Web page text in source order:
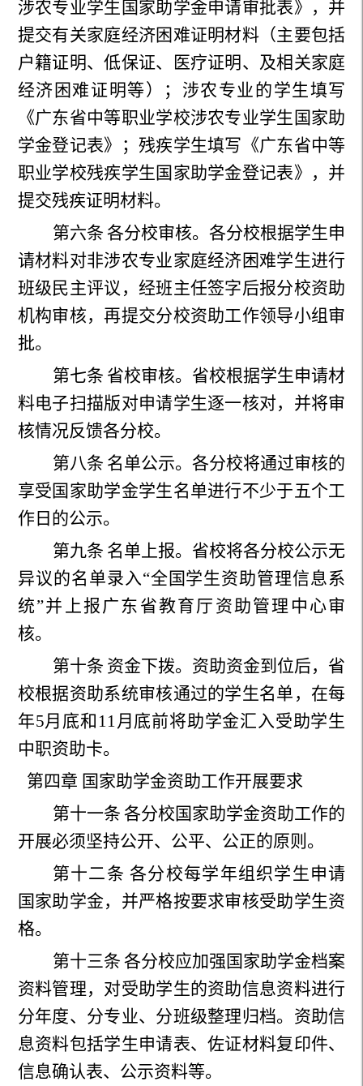
涉农专业学生国家助学金申请审批表》，并
提交有关家庭经济困难证明材料（主要包括
户籍证明、低保证、医疗证明、及相关家庭
经济困难证明等）；涉农专业的学生填写
《广东省中等职业学校涉农专业学生国家助
学金登记表》；残疾学生填写《广东省中等
职业学校残疾学生国家助学金登记表》，并
提交残疾证明材料。
第六条 各分校审核。各分校根据学生申
请材料对非涉农专业家庭经济困难学生进行
班级民主评议，经班主任签字后报分校资助
机构审核，再提交分校资助工作领导小组审
批。
第七条 省校审核。省校根据学生申请材
料电子扫描版对申请学生逐一核对，并将审
核情况反馈各分校。
第八条 名单公示。各分校将通过审核的
享受国家助学金学生名单进行不少于五个工
作日的公示。
第九条 名单上报。省校将各分校公示无
异议的名单录入“全国学生资助管理信息系
统”并上报广东省教育厅资助管理中心审
核。
第十条 资金下拨。资助资金到位后，省
校根据资助系统审核通过的学生名单，在每
年5月底和 11月底前将助学金汇入受助学生
中职资助卡。
第四章 国家助学金资助工作开展要求
第十一条 各分校国家助学金资助工作的
开展必须坚持公开、公平、公正的原则。
第十二条 各分校每学年组织学生申请
国家助学金，并严格按要求审核受助学生资
格。
第十三条 各分校应加强国家助学金档案
资料管理， 对受助学生的资助信息资料进行
分年度、分专业、分班级整理归档。资助信
息资料包括学生申请表、佐证材料复印件、
信息确认表、公示资料等。